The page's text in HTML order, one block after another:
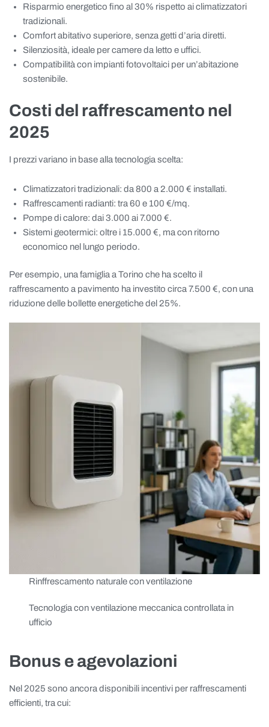
Risparmio energetico fino al 30% rispetto ai climatizzatori
tradizionali.
Comfort abitativo superiore, senza getti d’aria diretti.
Silenziosità, ideale per camere da letto e uffici.
Compatibilità con impianti fotovoltaici per un’abitazione
sostenibile.
Costi del raffrescamento nel
2025
I prezzi variano in base alla tecnologia scelta:
Climatizzatori tradizionali: da 800 a 2.000 € installati.
Raffrescamenti radianti: tra 60 e 100 €/mq.
Pompe di calore: dai 3.000 ai 7.000 €.
Sistemi geotermici: oltre i 15.000 €, ma con ritorno
economico nel lungo periodo.
Per esempio, una famiglia a Torino che ha scelto il
raffrescamento a pavimento ha investito circa 7.500 €, con una
riduzione delle bollette energetiche del 25%.
Rinffrescamento naturale con ventilazione
Tecnologia con ventilazione meccanica controllata in
ufficio
Bonus e agevolazioni
Nel 2025 sono ancora disponibili incentivi per raffrescamenti
efficienti, tra cui: